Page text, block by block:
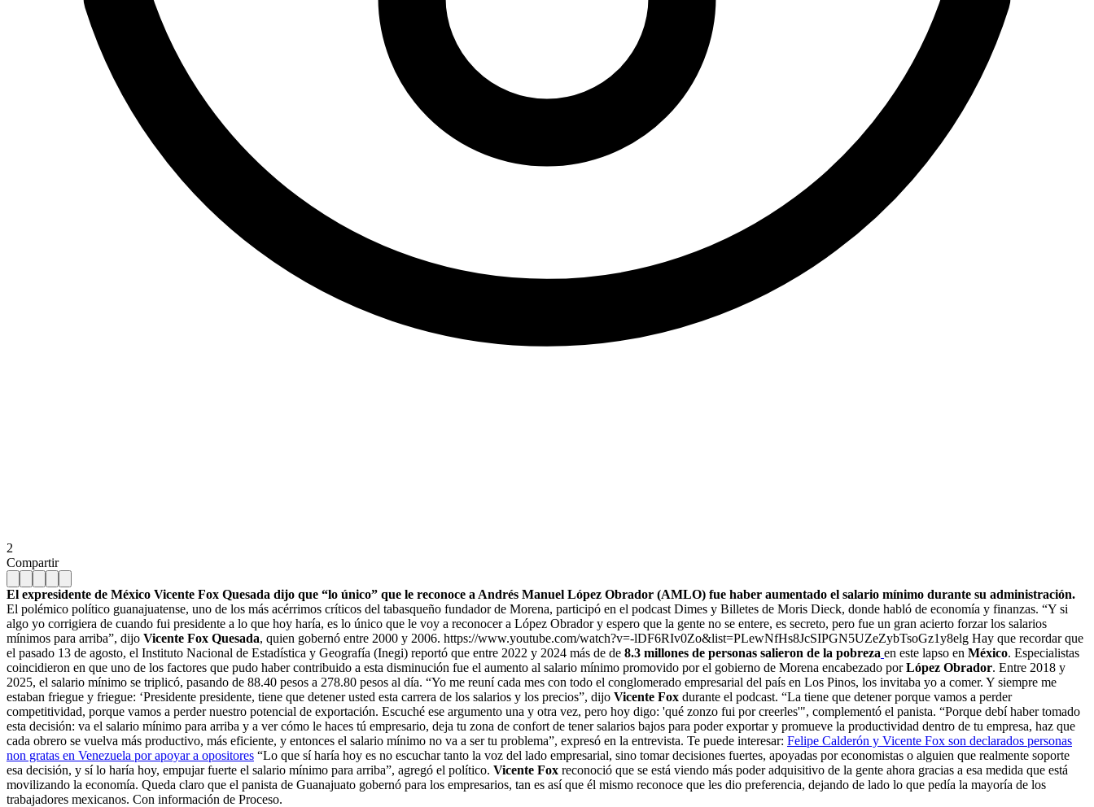
2
Compartir
El expresidente de México Vicente Fox Quesada dijo que “lo único” que le reconoce a Andrés Manuel López Obrador (AMLO) fue haber aumentado el salario mínimo durante su administración.
El polémico político guanajuatense, uno de los más acérrimos críticos del tabasqueño fundador de Morena, participó en el podcast Dimes y Billetes de Moris Dieck, donde habló de economía y finanzas. “Y si
algo yo corrigiera de cuando fui presidente a lo que hoy haría, es lo único que le voy a reconocer a López Obrador y espero que la gente no se entere, es secreto, pero fue un gran acierto forzar los salarios
mínimos para arriba”, dijo Vicente Fox Quesada, quien gobernó entre 2000 y 2006. https://www.youtube.com/watch?v=-lDF6RIv0Zo&list=PLewNfHs8JcSIPGN5UZeZybTsoGz1y8elg Hay que recordar que
el pasado 13 de agosto, el Instituto Nacional de Estadística y Geografía (Inegi) reportó que entre 2022 y 2024 más de de 8.3 millones de personas salieron de la pobreza en este lapso en México. Especialistas
coincidieron en que uno de los factores que pudo haber contribuido a esta disminución fue el aumento al salario mínimo promovido por el gobierno de Morena encabezado porLópez Obrador. Entre 2018 y
2025, el salario mínimo se triplicó, pasando de 88.40 pesos a 278.80 pesos al día. “Yo me reuní cada mes con todo el conglomerado empresarial del país en Los Pinos, los invitaba yo a comer. Y siempre me
estaban friegue y friegue: ‘Presidente presidente, tiene que detener usted esta carrera de los salarios y los precios”, dijo Vicente Fox durante el podcast. “La tiene que detener porque vamos a perder
competitividad, porque vamos a perder nuestro potencial de exportación. Escuché ese argumento una y otra vez, pero hoy digo: 'qué zonzo fui por creerles'", complementó el panista. “Porque debí haber tomado
esta decisión: va el salario mínimo para arriba y a ver cómo le haces tú empresario, deja tu zona de confort de tener salarios bajos para poder exportar y promueve la productividad dentro de tu empresa, haz que
cada obrero se vuelva más productivo, más eficiente, y entonces el salario mínimo no va a ser tu problema”, expresó en la entrevista. Te puede interesar: Felipe Calderón y Vicente Fox son declarados personas
non gratas en Venezuela por apoyar a opositores “Lo que sí haría hoy es no escuchar tanto la voz del lado empresarial, sino tomar decisiones fuertes, apoyadas por economistas o alguien que realmente soporte
esa decisión, y sí lo haría hoy, empujar fuerte el salario mínimo para arriba”, agregó el político. Vicente Fox reconoció que se está viendo más poder adquisitivo de la gente ahora gracias a esa medida que está
movilizando la economía. Queda claro que el panista de Guanajuato gobernó para los empresarios, tan es así que él mismo reconoce que les dio preferencia, dejando de lado lo que pedía la mayoría de los
trabajadores mexicanos. Con información de Proceso.